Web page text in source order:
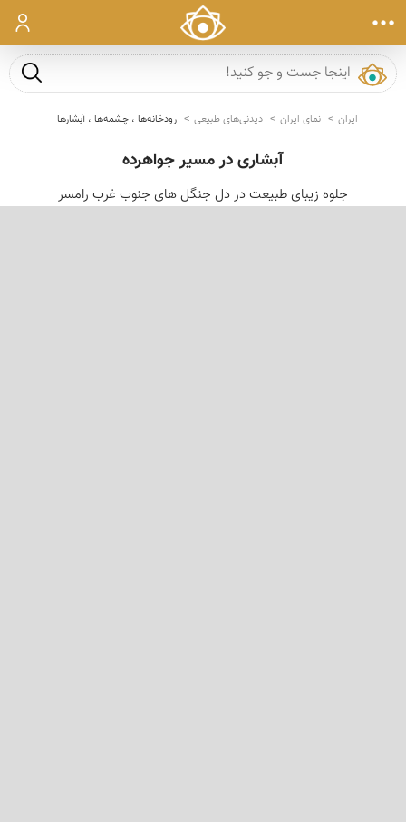
ورود
جست و
ایران نمای ایران دیدنی‌های طبیعی رودخانه‌ها ، چشمه‌ها ، آبشارها
آبشاری در مسیر جواهرده
جلوه زیبای طبیعت در دل جنگل های جنوب غرب رامسر